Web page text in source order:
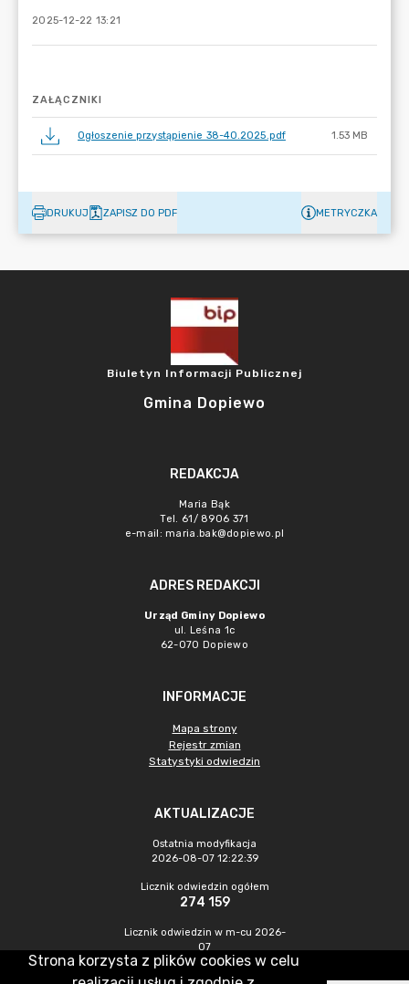
2025-12-22 13:21
ZAŁĄCZNIKI
Ogłoszenie przystąpienie 38-40.2025.pdf 1.53 MB
DRUKUJ ZAPISZ DO PDF METRYCZKA
Biuletyn Informacji Publicznej
Gmina Dopiewo
REDAKCJA
Maria Bąk
Tel. 61/ 8906 371
e-mail: maria.bak@dopiewo.pl
ADRES REDAKCJI
Urząd Gminy Dopiewo
ul. Leśna 1c
62-070 Dopiewo
INFORMACJE
Mapa strony
Rejestr zmian
Statystyki odwiedzin
AKTUALIZACJE
Ostatnia modyfikacja
2026-08-07 12:22:39
Licznik odwiedzin ogółem
274 159
Licznik odwiedzin w m-cu 2026-
07
948
Strona korzysta z plików cookies w celu